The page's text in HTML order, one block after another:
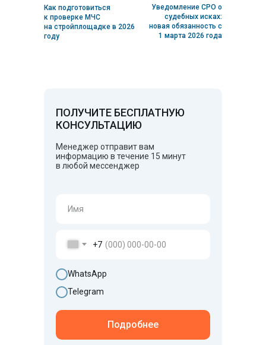
Как подготовиться
к проверке МЧС
на стройплощадке в 2026
году
Уведомление СРО о
судебных исках:
новая обязанность с
1 марта 2026 года
Менеджер отправит вам
информацию в течение 15 минут
в любой мессенджер
ПОЛУЧИТЕ БЕСПЛАТНУЮ
КОНСУЛЬТАЦИЮ
+7
WhatsApp
Telegram
Подробнее
Внесение в НРС
Сертификат ISO 22000
Сертификат ISO 28001
Сертификат ISO 45001
Сертификация ИСМ
НОК
для проектировщиков
НОК для изыскателей
Оценка условий труда
Политика конфиденциальности
©ЮСтрой 2026. Все права защищены.